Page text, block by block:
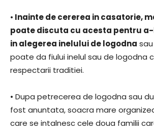
• Inainte de cererea in casatorie,
poate discuta cu acesta pentru
in alegerea inelului de logodna
poate da fiului inelul sau de logodna
respectarii traditiei.
• Dupa petrecerea de logodna sau
fost anuntata, soacra mare
care se intalnesc cele doua familii